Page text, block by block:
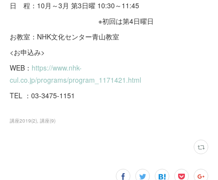
日 程：10月～3月 第3日曜 10:30～11:45
※初回は第4日曜日
お教室：NHK文化センター青山教室
<お申込み>
WEB： https://www.nhk-
cul.co.jp/programs/program_1171421.html
TEL ：03-3475-1151
講座2019(2) 講座(9)